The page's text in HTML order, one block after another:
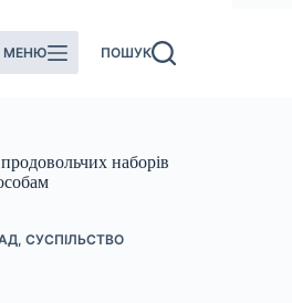
МЕНЮ ПОШУК
наборів
, СУСПІЛЬСТВО